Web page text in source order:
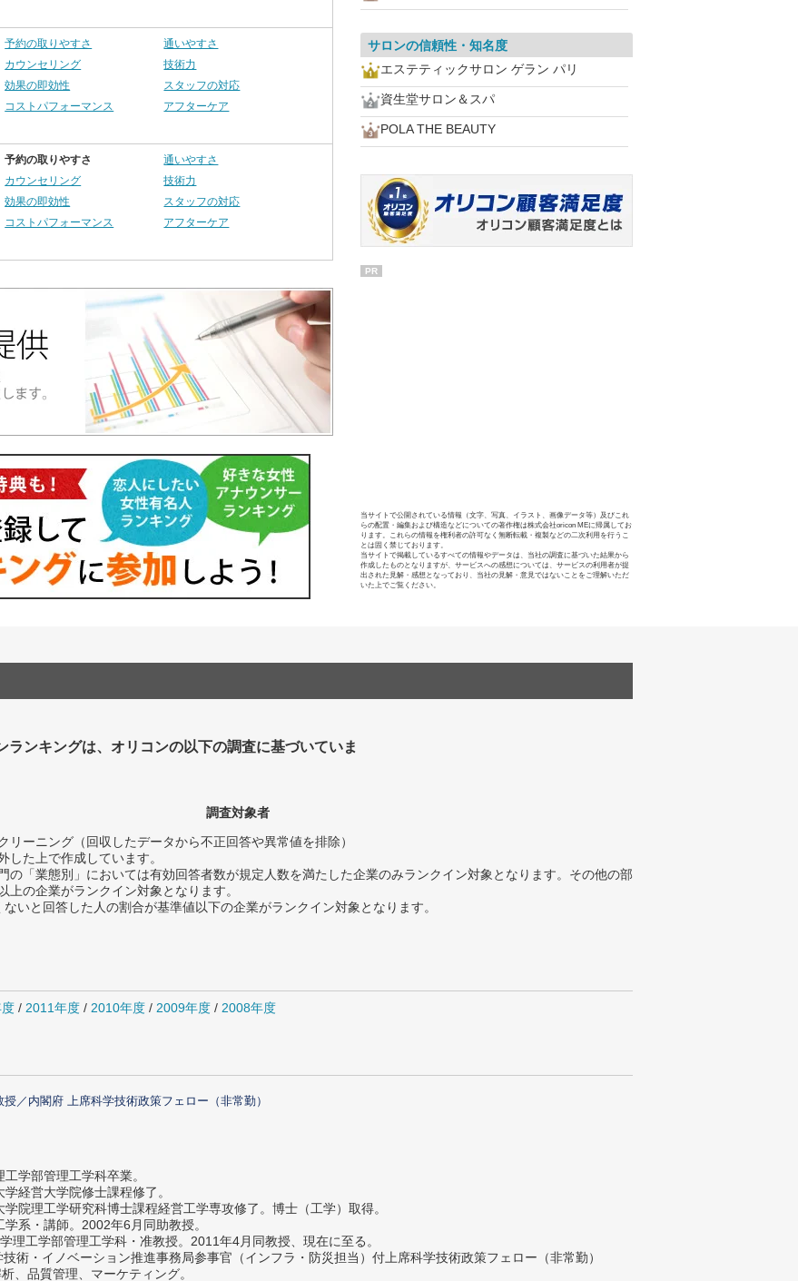
予約の取りやすさ
通いやすさ
カウンセリング
技術力
効果の即効性
スタッフの対応
コストパフォーマンス
アフターケア
予約の取りやすさ
通いやすさ
カウンセリング
技術力
効果の即効性
スタッフの対応
コストパフォーマンス
アフターケア
サロンの信頼性・知名度
エステティックサロン ゲラン パリ
資生堂サロン＆スパ
POLA THE BEAUTY
PR
当サイトで公開されている情報（文字、写真、イラスト、画像データ等）及びこれ
らの配置・編集および構造などについての著作権は株式会社oricon MEに帰属してお
ります。これらの情報を権利者の許可なく無断転載・複製などの二次利用を行うこ
とは固く禁じております。
当サイトで掲載しているすべての情報やデータは、当社の調査に基づいた結果から
作成したものとなりますが、サービスへの感想については、サービスの利用者が提
出された見解・感想となっており、当社の見解・意見ではないことをご理解いただ
いた上でご覧ください。
ランキングは、オリコンの以下の調査に基づいていま
調査対象者
ーニング（回収したデータから不正回答や異常値を排除）
た上で作成しています。
「業態別」においては有効回答者数が規定人数を満たした企業のみランクイン対象となります。その他の部
の企業がランクイン対象となります。
いと回答した人の割合が基準値以下の企業がランクイン対象となります。
/ 2011年度 / 2010年度 / 2009年度 / 2008年度
／内閣府 上席科学技術政策フェロー（非常勤）
学部管理工学科卒業。
経営大学院修士課程修了。
院理工学研究科博士課程経営工学専攻修了。博士（工学）取得。
系・講師。2002年6月同助教授。
理工学部管理工学科・准教授。2011年4月同教授、現在に至る。
術・イノベーション推進事務局参事官（インフラ・防災担当）付上席科学技術政策フェロー（非常勤）
、品質管理、マーケティング。